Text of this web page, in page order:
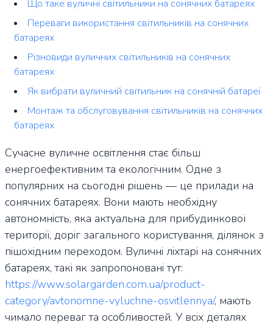
Що таке вуличні світильники на сонячних батареях
Переваги використання світильників на сонячних
батареях
Різновиди вуличних світильників на сонячних
батареях
Як вибрати вуличний світильник на сонячній батареї
Монтаж та обслуговування світильників на сонячних
батареях
Сучасне вуличне освітлення стає більш
енергоефективним та екологічним. Одне з
популярних на сьогодні рішень — це прилади на
сонячних батареях. Вони мають необхідну
автономність, яка актуальна для прибудинкової
території, доріг загального користування, ділянок з
пішохідним переходом. Вуличні ліхтарі на сонячних
батареях, такі як запропоновані тут:
https://www.solargarden.com.ua/product-
category/avtonomne-vyluchne-osvitlennya/, мають
чимало переваг та особливостей. У всіх деталях